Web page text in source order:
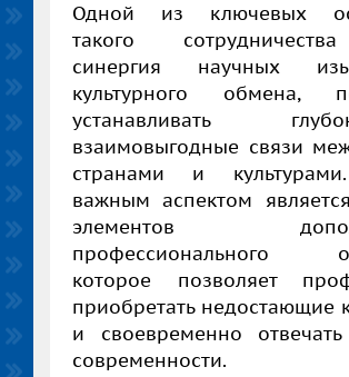
Одной из ключевых
такого
синергия научных
культурного обмена,
устанавливать
взаимовыгодные связи
странами и
важным аспектом
элементов
профессионального
которое позволяет
приобретать недостающие
и своевременно
современности.